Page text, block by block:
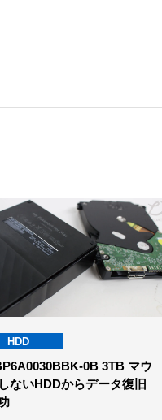
HDD
0B 3TB マウ
ないHDDからデータ復旧